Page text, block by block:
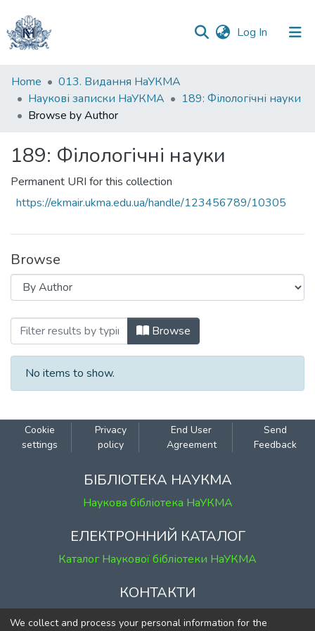
Log In (current)
Communities
&
Collections
Home
013. Видання НаУКМА
Наукові записки НаУКМА
189: Філологічні науки
Browse by Author
189: Філологічні науки
Permanent URI for this collection
https://ekmair.ukma.edu.ua/handle/123456789/10305
Browse
Browsing 189: Філологічні науки by
Browse
No items to show.
Cookie
settings
Privacy
policy
End User
Agreement
Send
Feedback
БІБЛІОТЕКА НАУКМА
Наукова бібліотека НаУКМА
ЕЛЕКТРОННИЙ КАТАЛОГ
Каталог Наукової бібліотеки НаУКМА
КОНТАКТИ
м. Київ, вул. Григорія Сковороди, 2
We collect and process your personal information for the